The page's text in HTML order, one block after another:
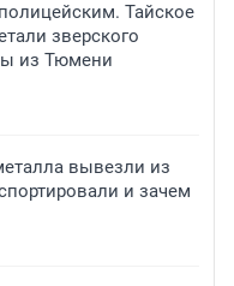
Тайское
зверского
из Тюмени
вывезли из
и зачем